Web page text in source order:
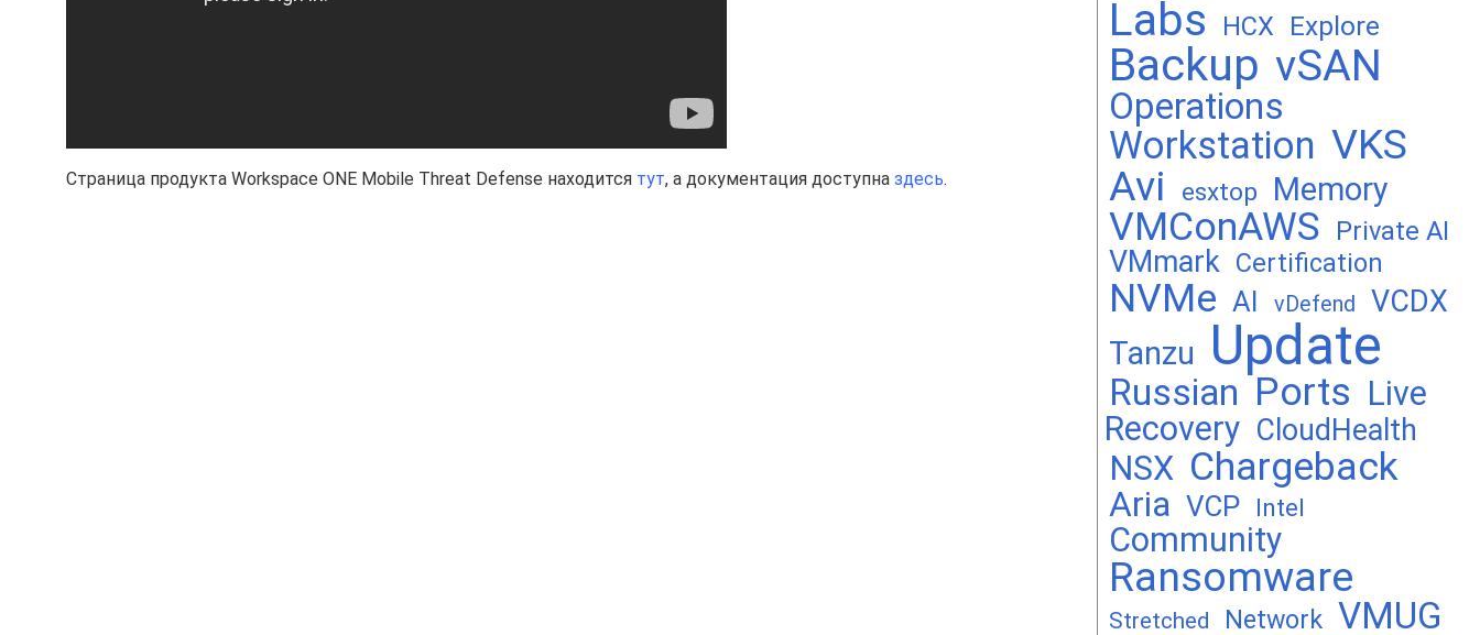
Страница продукта Workspace ONE Mobile Threat Defense находится тут, а документация доступна здесь.
Labs HCX Explore
Backup vSAN
Operations
Workstation VKS
Avi
esxtop Memory
VMConAWS Private AI
VMmark Certification
NVMe AI vDefend VCDX
Tanzu Update
Russian Ports Live
Recovery CloudHealth
NSX Chargeback
Aria VCP Intel
Community
Ransomware
Stretched Network VMUG